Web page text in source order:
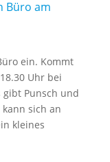
Büro am
ein. Kommt
Uhr bei
gibt Punsch und
sich an
kleines